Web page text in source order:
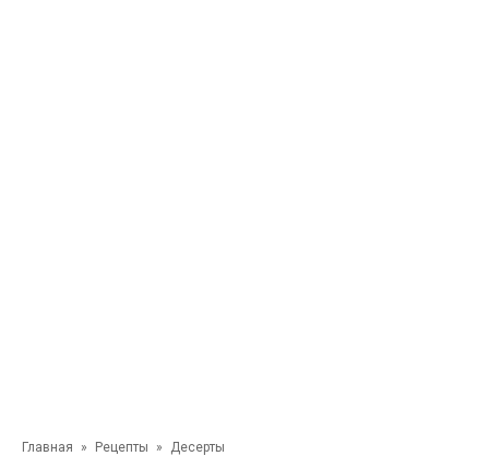
Главная » Рецепты » Десерты